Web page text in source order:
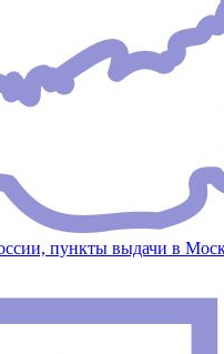
пункты выдачи в